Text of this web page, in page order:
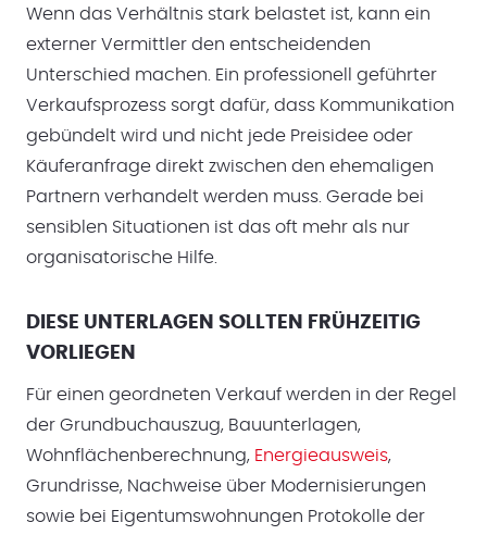
Wenn das Verhältnis stark belastet ist, kann ein
externer Vermittler den entscheidenden
Unterschied machen. Ein professionell geführter
Verkaufsprozess sorgt dafür, dass Kommunikation
gebündelt wird und nicht jede Preisidee oder
Käuferanfrage direkt zwischen den ehemaligen
Partnern verhandelt werden muss. Gerade bei
sensiblen Situationen ist das oft mehr als nur
organisatorische Hilfe.
DIESE UNTERLAGEN SOLLTEN FRÜHZEITIG
VORLIEGEN
Für einen geordneten Verkauf werden in der Regel
der Grundbuchauszug, Bauunterlagen,
Wohnflächenberechnung, Energieausweis,
Grundrisse, Nachweise über Modernisierungen
sowie bei Eigentumswohnungen Protokolle der